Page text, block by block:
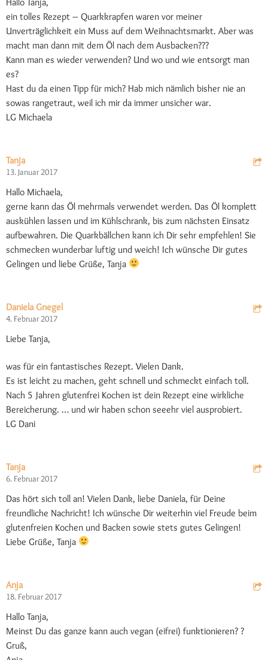
ein tolles Rezept – Quarkkrapfen waren vor meiner
Unverträglichkeit ein Muss auf dem Weihnachtsmarkt. Aber was
macht man dann mit dem Öl nach dem Ausbacken???
Kann man es wieder verwenden? Und wo und wie entsorgt man
es?
Hast du da einen Tipp für mich? Hab mich nämlich bisher nie an
sowas rangetraut, weil ich mir da immer unsicher war.
LG Michaela
Tanja
13. Januar 2017
Hallo Michaela,
gerne kann das Öl mehrmals verwendet werden. Das Öl komplett
auskühlen lassen und im Kühlschrank, bis zum nächsten Einsatz
aufbewahren. Die Quarkbällchen kann ich Dir sehr empfehlen! Sie
schmecken wunderbar luftig und weich! Ich wünsche Dir gutes
Gelingen und liebe Grüße, Tanja
Daniela Gnegel
4. Februar 2017
Liebe Tanja,
was für ein fantastisches Rezept. Vielen Dank.
Es ist leicht zu machen, geht schnell und schmeckt einfach toll.
Nach 5 Jahren glutenfrei Kochen ist dein Rezept eine wirkliche
Bereicherung. … und wir haben schon seeehr viel ausprobiert.
LG Dani
Tanja
6. Februar 2017
Das hört sich toll an! Vielen Dank, liebe Daniela, für Deine
freundliche Nachricht! Ich wünsche Dir weiterhin viel Freude beim
glutenfreien Kochen und Backen sowie stets gutes Gelingen!
Liebe Grüße, Tanja
Anja
18. Februar 2017
Hallo Tanja,
Meinst Du das ganze kann auch vegan (eifrei) funktionieren? ?
Gruß,